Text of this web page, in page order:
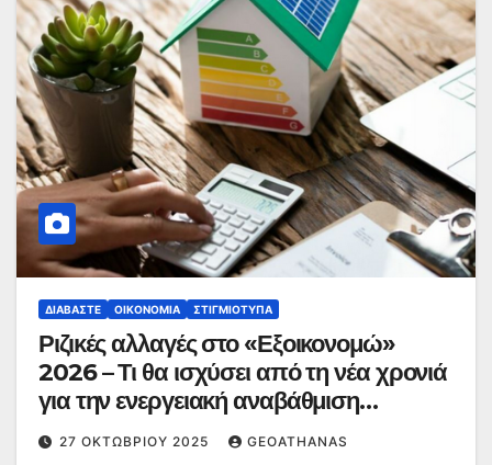
ΔΙΑΒΆΣΤΕ ΟΙΚΟΝΟΜΊΑ ΣΤΙΓΜΙΌΤΥΠΑ
Ριζικές αλλαγές στο «Εξοικονομώ»
2026 – Τι θα ισχύσει από τη νέα χρονιά
για την ενεργειακή αναβάθμιση
κατοικιών
27 ΟΚΤΩΒΡΊΟΥ 2025 GEOATHANAS